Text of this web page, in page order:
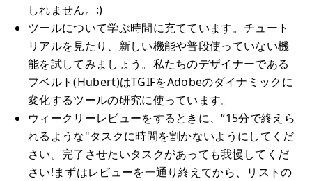
しれません。:)
ツールについて学ぶ時間に充てています。チュート
リアルを見たり、新しい機能や普段使っていない機
能を試してみましょう。私たちのデザイナーである
フベルト(Hubert)はTGIFをAdobeのダイナミックに
変化するツールの研究に使っています。
ウィークリーレビューをするときに、“15分で終えら
れるような"タスクに時間を割かないようにしてくだ
さい。完了させたいタスクがあっても我慢してくだ
さい!まずはレビューを一通り終えてから、リストの